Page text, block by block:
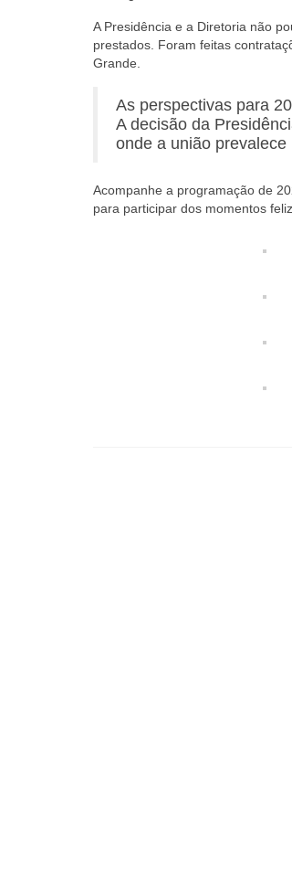
A Presidência e a Diretoria não
prestados. Foram feitas
Grande.
As perspectivas para
A decisão da
onde a união
Acompanhe a programação de
para participar dos momentos